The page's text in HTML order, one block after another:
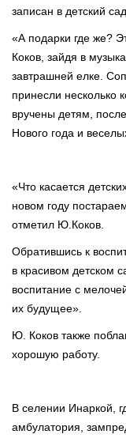
записан в детский сад.
«А подарки где же?
Коков, зайдя в
завтрашней елке.
принесли несколько
вручены детям,
Нового года и
«Что касается
новом году
отметил Ю.Коков.
Обратившись к
в красивом детском
воспитание с
их будущее».
Ю. Коков также
хорошую работу.
В селении Инаркой,
амбулатория,